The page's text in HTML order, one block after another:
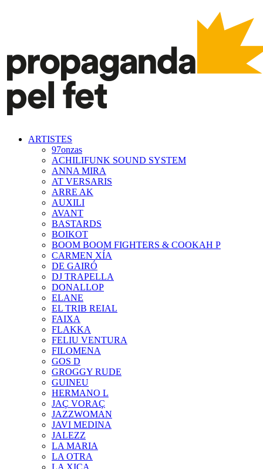
ARTISTES
97onzas
ACHILIFUNK SOUND SYSTEM
ANNA MIRA
AT VERSARIS
ARRE AK
AUXILI
AVANT
BASTARDS
BOIKOT
BOOM BOOM FIGHTERS & COOKAH P
CARMEN XÍA
DE GAIRÓ
DJ TRAPELLA
DONALLOP
ELANE
EL TRIB REIAL
FAIXA
FLAKKA
FELIU VENTURA
FILOMENA
GOS D
GROGGY RUDE
GUINEU
HERMANO L
JAÇ VORAÇ
JAZZWOMAN
JAVI MEDINA
JALEZZ
LA MARIA
LA OTRA
LA XICA